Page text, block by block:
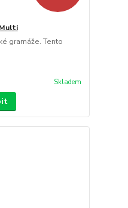
gramáže. Tento
Skladem